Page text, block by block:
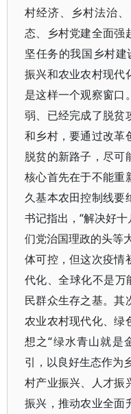
村经济、乡村法治
态、乡村党建全面强
坚任务的我国乡村建
振兴和农业农村现代
是这样一个观察窗口
弱、已经完成了脱贫
和乡村，要通过改革
脱贫的新路子，尽可
核心首先在于不能重
久基本农田控制线要
书记指出，“解决好
们党治国理政的头等
体可控，但这次疫情
代化、全球化不是万
民群众生存之基。其
农业农村现代化、绿
想之“绿水青山就是
引，以良好生态作为
村产业振兴、人才振
振兴，推动农业全面